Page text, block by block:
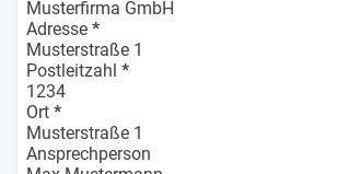
Adresse *
Postleitzahl *
Ort *
Ansprechperson